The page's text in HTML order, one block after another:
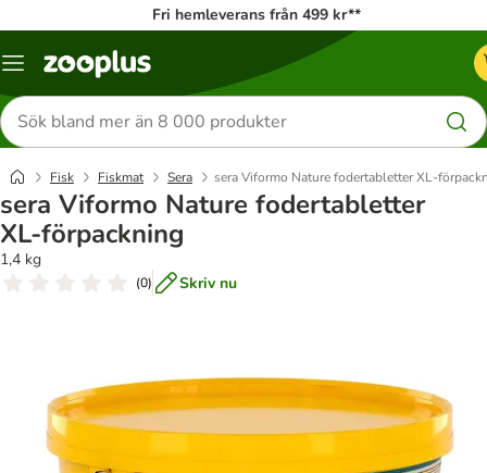
Fri hemleverans från 499 kr**
Katalogmeny
Sök
efter
produkter
Fisk Fiskmat Sera sera Viformo Nature fodertabletter XL-
sera Viformo Nature fodertabletter
XL-förpackning
1,4 kg
(0) Skriv nu